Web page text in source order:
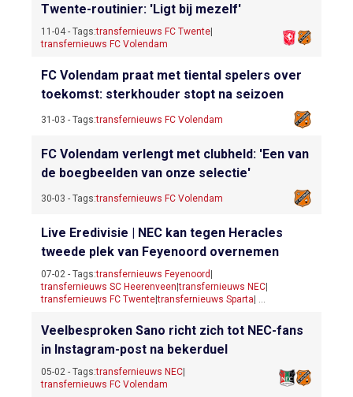
Twente-routinier: 'Ligt bij mezelf'
11-04 - Tags:transfernieuws FC Twente
transfernieuws FC Volendam
FC Volendam praat met tiental spelers over
toekomst: sterkhouder stopt na seizoen
31-03 - Tags:transfernieuws FC Volendam
FC Volendam verlengt met clubheld: 'Een van
de boegbeelden van onze selectie'
30-03 - Tags:transfernieuws FC Volendam
Live Eredivisie | NEC kan tegen Heracles
tweede plek van Feyenoord overnemen
07-02 - Tags:transfernieuws Feyenoord
transfernieuws SC Heerenveen |transfernieuws NEC
transfernieuws FC Twente|transfernieuws Sparta | ...
Veelbesproken Sano richt zich tot NEC-fans
in Instagram-post na bekerduel
05-02 - Tags:transfernieuws NEC
transfernieuws FC Volendam